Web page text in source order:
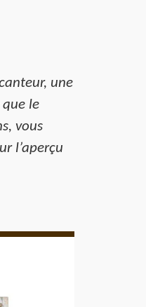
une
que le
vous
l’aperçu